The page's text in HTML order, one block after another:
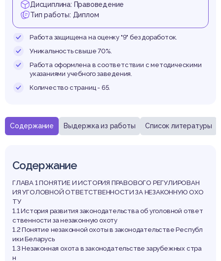
Содержание Выдержка из работы Список литературы
Содержание
ГЛАВА 1 ПОНЯТИЕ И ИСТОРИЯ ПРАВОВОГО РЕГУЛИРОВАН
ИЯ УГОЛОВНОЙ ОТВЕТСТВЕННОСТИ ЗА НЕЗАКОННУЮ ОХО
ТУ
1.1 История развития законодательства об уголовной ответ
ственности за незаконную охоту
1.2 Понятие незаконной охоты в законодательстве Республ
ики Беларусь
1.3 Незаконная охота в законодательстве зарубежных стра
н
Дисциплина: Правоведение
Тип работы: Диплом
Работа защищена на оценку "9" без доработок.
Уникальность свыше 70%.
Работа оформлена в соответствии с методическими
указаниями учебного заведения.
Количество страниц - 65.